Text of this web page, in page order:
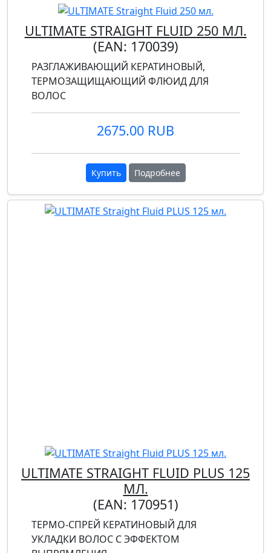
ULTIMATE STRAIGHT FLUID 250 МЛ.
(EAN: 170039)
РАЗГЛАЖИВАЮЩИЙ КЕРАТИНОВЫЙ,
ТЕРМОЗАЩИЩАЮЩИЙ ФЛЮИД ДЛЯ
ВОЛОС
2675.00 RUB
Купить Подробнее
ULTIMATE STRAIGHT FLUID PLUS 125
МЛ.
(EAN: 170951)
ТЕРМО-СПРЕЙ КЕРАТИНОВЫЙ ДЛЯ
УКЛАДКИ ВОЛОС С ЭФФЕКТОМ